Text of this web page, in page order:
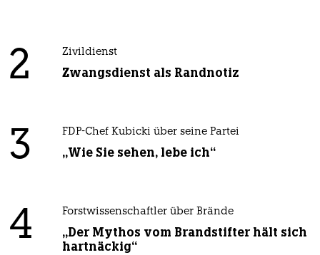
2 Zivildienst
Zwangsdienst als Randnotiz
3 FDP-Chef Kubicki über seine Partei
„Wie Sie sehen, lebe ich“
4 Forstwissenschaftler über Brände
„Der Mythos vom Brandstifter hält sich
hartnäckig“